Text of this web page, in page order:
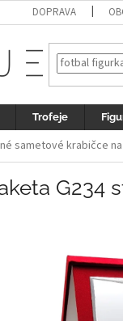
DOPRAVA
Trofeje
sametové krabičce
G234